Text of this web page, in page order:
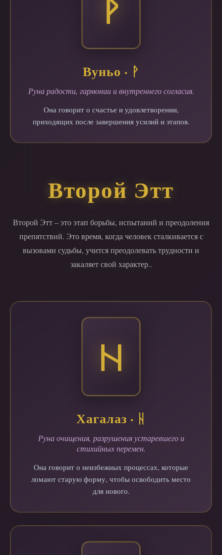
Вуньо · ᚹ
Руна радости, гармонии и внутреннего согласия.
Она говорит о счастье и удовлетворении,
приходящих после завершения усилий и этапов.
Второй Этт
Второй Этт – это этап борьбы, испытаний и преодоления
препятствий. Это время, когда человек сталкивается с
вызовами судьбы, учится преодолевать трудности и
закаляет свой характер..
ᚺ
Хагалаз · ᚺ
Руна очищения, разрушения устаревшего и
стихийных перемен.
Она говорит о неизбежных процессах, которые
ломают старую форму, чтобы освободить место
для нового.